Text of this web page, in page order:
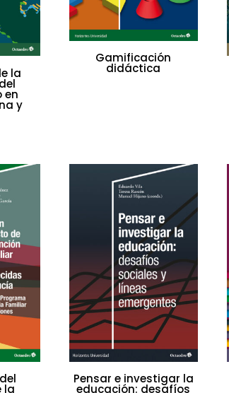
la
en
y
Gamificación
didáctica
la
Pensar e investigar la
educación: desafíos